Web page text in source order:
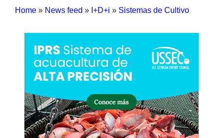
Home » News feed » I+D+i » Sistemas de Cultivo